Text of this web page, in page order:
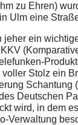
zu Ehren)
Ulm eine
jeher ein
Stolz ein
Schantung
Deutschen
wird, in dem
Verwaltung